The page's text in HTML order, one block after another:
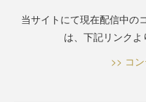
当サイトにて現在配信中の
は、下記リンクよ
>> コ